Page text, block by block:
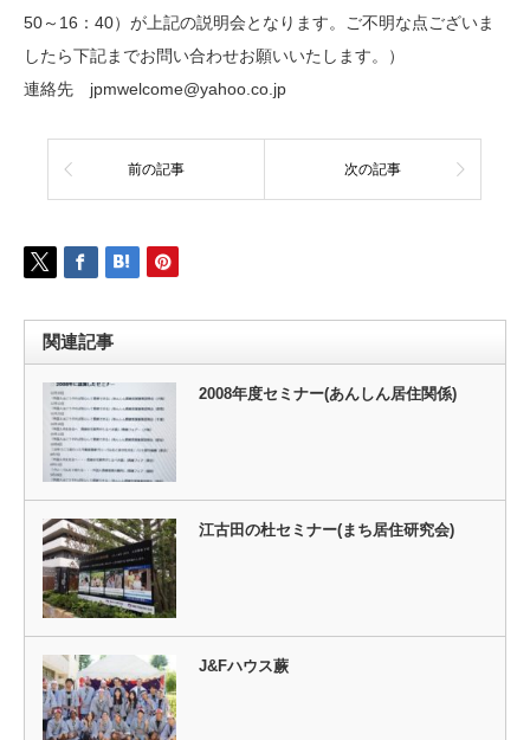
50～16：40）が上記の説明会となります。ご不明な点ございま
したら下記までお問い合わせお願いいたします。）
連絡先 jpmwelcome@yahoo.co.jp
前の記事 次の記事
関連記事
2008年度セミナー(あんしん居住関係)
江古田の杜セミナー(まち居住研究会)
J&Fハウス蕨